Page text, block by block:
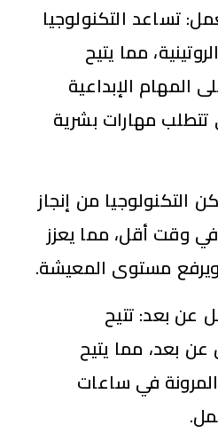
تساعد التكنولوجيا
مما يتيح
المهام الإبداعية
تتطلب مهارات بشرية
التكنولوجيا من إنجاز
وقت أقل، مما يعزز
ويرفع مستوى المعيشة.
عن بعد:تتيح
عن بعد، مما يتيح
في ساعات